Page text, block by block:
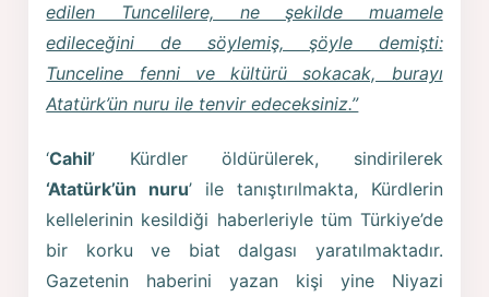
edilen Tuncelilere, ne şekilde muamele
edileceğini de söylemiş, şöyle demişti:
Tunceline fenni ve kültürü sokacak, burayı
Atatürk’ün nuru ile tenvir edeceksiniz.”
‘Cahil’ Kürdler öldürülerek, sindirilerek
‘Atatürk’ün nuru’ ile tanıştırılmakta, Kürdlerin
kellelerinin kesildiği haberleriyle tüm Türkiye’de
bir korku ve biat dalgası yaratılmaktadır.
Gazetenin haberini yazan kişi yine Niyazi